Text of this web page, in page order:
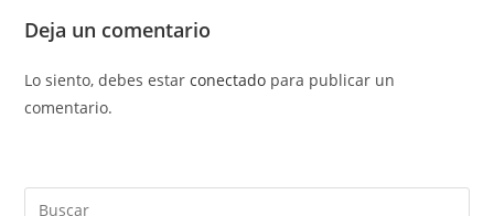
Deja un comentario
Lo siento, debes estarconectado para publicar un
comentario.